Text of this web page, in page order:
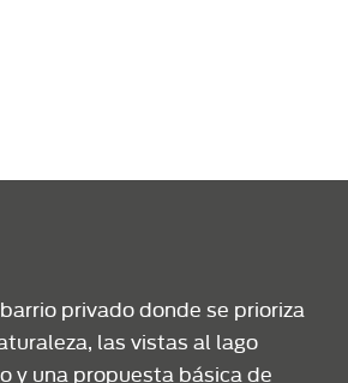
privado donde se prioriza
las vistas al lago
y una propuesta básica de